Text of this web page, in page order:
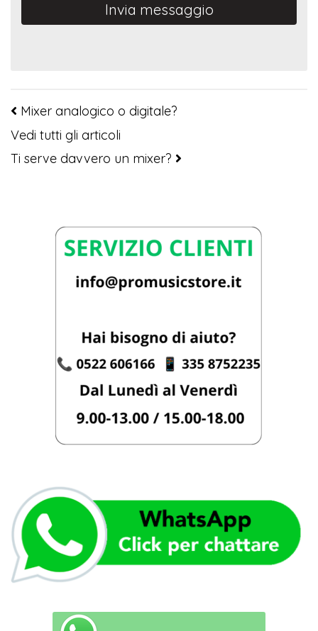
Invia messaggio
Mixer analogico o digitale?
Vedi tutti gli articoli
Ti serve davvero un mixer?